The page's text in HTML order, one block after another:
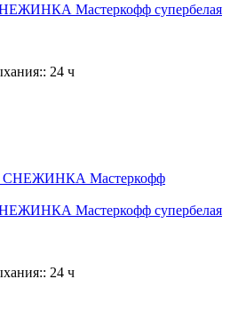
Мастеркофф супербелая
24 ч
Мастеркофф супербелая
24 ч